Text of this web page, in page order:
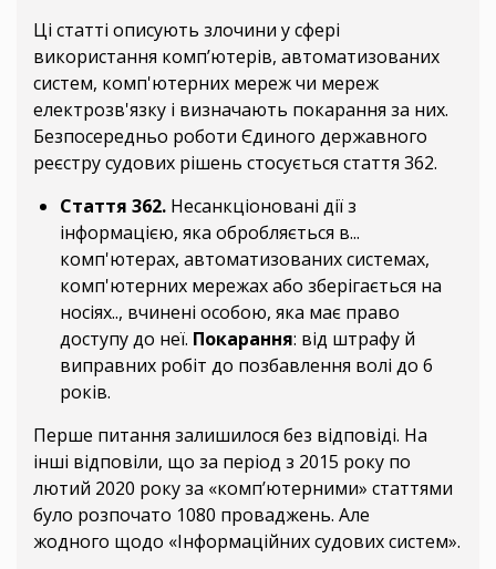
Ці статті описують злочини у сфері
використання комп’ютерів, автоматизованих
систем, комп'ютерних мереж чи мереж
електрозв'язку і визначають покарання за них.
Безпосередньо роботи Єдиного державного
реєстру судових рішень стосується стаття 362.
Стаття 362. Несанкціоновані дії з
інформацією, яка обробляється в...
комп'ютерах, автоматизованих системах,
комп'ютерних мережах або зберігається на
носіях.., вчинені особою, яка має право
доступу до неї. Покарання: від штрафу й
виправних робіт до позбавлення волі до 6
років.
Перше питання залишилося без відповіді. На
інші відповіли, що за період з 2015 року по
лютий 2020 року за «комп’ютерними» статтями
було розпочато 1080 проваджень. Але
жодного щодо «Інформаційних судових систем».